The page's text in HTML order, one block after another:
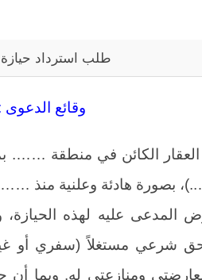
طلب استرداد حيازة
وقائع الدعوى
العقار الكائن في منطقة
بصورة هادئة وعلنية منذ ……
المدعى عليه لهذه
شرعي مستغلاً (سفري أو
ومنازعتي له. وبما أن